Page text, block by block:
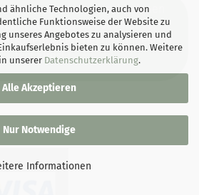
ähnliche Technologien, auch von
Funktionsweise der Website zu
unseres Angebotes zu analysieren und
bieten zu können. Weitere
unserer Datenschutzerklärung.
Alle Akzeptieren
Nur Notwendige
Informationen
Auswahl an verschiedenen
Egal ob Lokomotive,
bei uns findest du
fast alles!